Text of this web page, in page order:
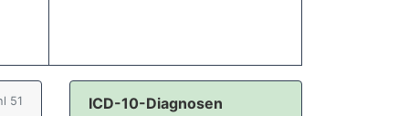
51
ICD-10-Diagnosen